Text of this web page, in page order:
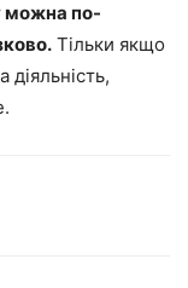
можна по-
Тільки якщо